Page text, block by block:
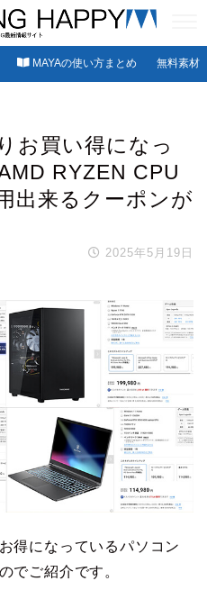
MAYAの使い方まとめ 無料素材
お買い得になっ
RYZEN CPU
出来るクーポンが
2025年5月19日
得になっているパソコン
でご紹介です。